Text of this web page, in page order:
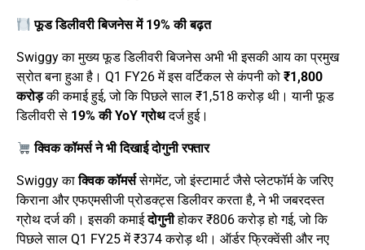
फूड डिलीवरी बिजनेस में 19% की बढ़त
Swiggy का मुख्य फूड डिलीवरी बिजनेस अभी भी इसकी आय का प्रमुख
स्रोत बना हुआ है। Q1 FY26 में इस वर्टिकल से कंपनी को ₹1,800
करोड़की कमाई हुई, जो कि पिछले साल ₹1,518 करोड़ थी। यानी फूड
डिलीवरी से 19% की YoY ग्रोथदर्ज हुई।
क्विक कॉमर्स ने भी दिखाई दोगुनी रफ्तार
Swiggy काक्विक कॉमर्ससेगमेंट, जो इंस्टामार्ट जैसे प्लेटफॉर्म के जरिए
किराना और एफएमसीजी प्रोडक्ट्स डिलीवर करता है, ने भी जबरदस्त
ग्रोथ दर्ज की। इसकी कमाईदोगुनीहोकर ₹806 करोड़ हो गई, जो कि
पिछले साल Q1 FY25 में ₹374 करोड़ थी। ऑर्डर फ्रिक्वेंसी और नए